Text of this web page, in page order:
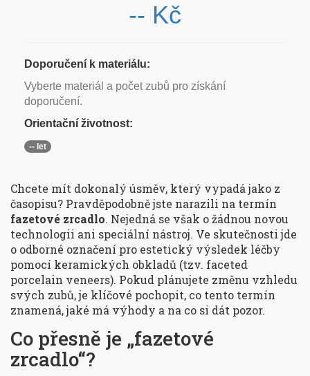
-- Kč
Doporučení k materiálu:
Vyberte materiál a počet zubů pro získání
doporučení.
Orientační životnost:
-- let
Chcete mít dokonalý úsměv, který vypadá jako z
časopisu? Pravděpodobně jste narazili na termín
fazetové zrcadlo. Nejedná se však o žádnou novou
technologii ani speciální nástroj. Ve skutečnosti jde
o odborné označení pro estetický výsledek léčby
pomocí keramických obkladů (tzv. faceted
porcelain veneers). Pokud plánujete změnu vzhledu
svých zubů, je klíčové pochopit, co tento termín
znamená, jaké má výhody a na co si dát pozor.
Co přesně je „fazetové
zrcadlo“?